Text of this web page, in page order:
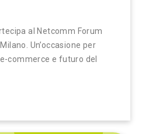
al Netcomm Forum
Un’occasione per
commerce e futuro del